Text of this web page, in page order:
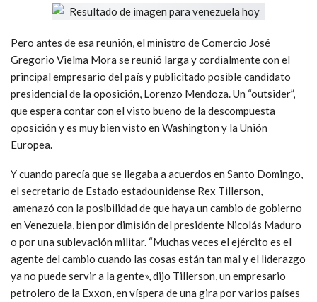
Pero antes de esa reunión, el ministro de Comercio José
Gregorio Vielma Mora se reunió larga y cordialmente con el
principal empresario del país y publicitado posible candidato
presidencial de la oposición, Lorenzo Mendoza. Un “outsider”,
que espera contar con el visto bueno de la descompuesta
oposición y es muy bien visto en Washington y la Unión
Europea.
Y cuando parecía que se llegaba a acuerdos en Santo Domingo,
el secretario de Estado estadounidense Rex Tillerson,
amenazó con la posibilidad de que haya un cambio de gobierno
en Venezuela, bien por dimisión del presidente Nicolás Maduro
o por una sublevación militar. “Muchas veces el ejército es el
agente del cambio cuando las cosas están tan mal y el liderazgo
ya no puede servir a la gente», dijo Tillerson, un empresario
petrolero de la Exxon, en víspera de una gira por varios países